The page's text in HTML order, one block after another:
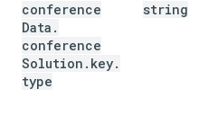
conference
Data .
conference
Solution . key.
type
string